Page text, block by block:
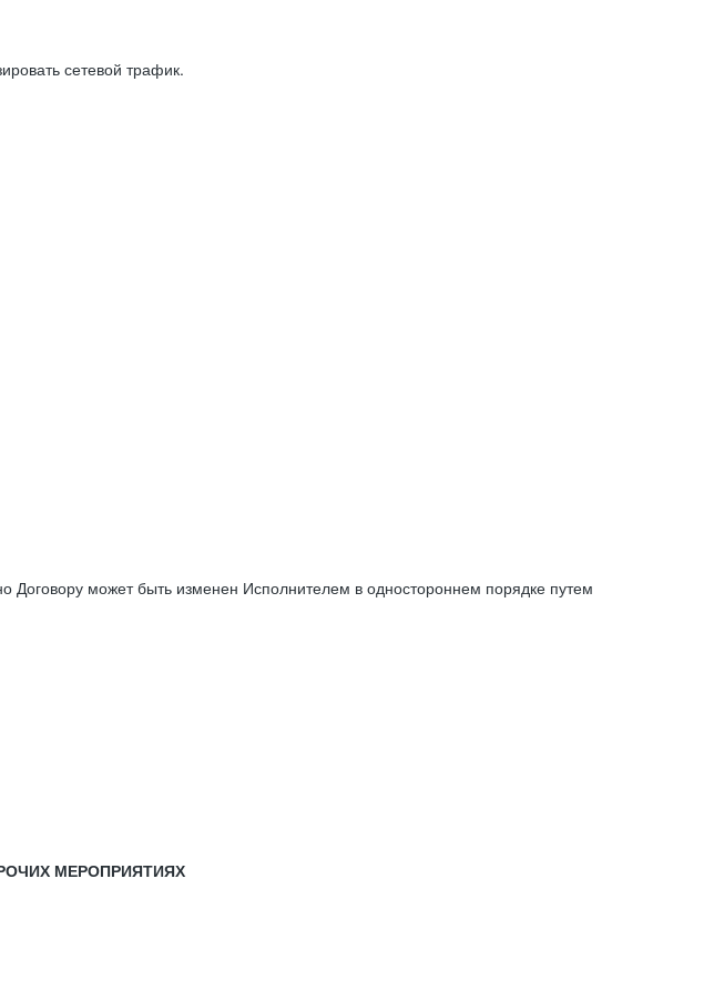
сетевой трафик.
Договору может быть изменен Исполнителем в одностороннем порядке путем
МЕРОПРИЯТИЯХ